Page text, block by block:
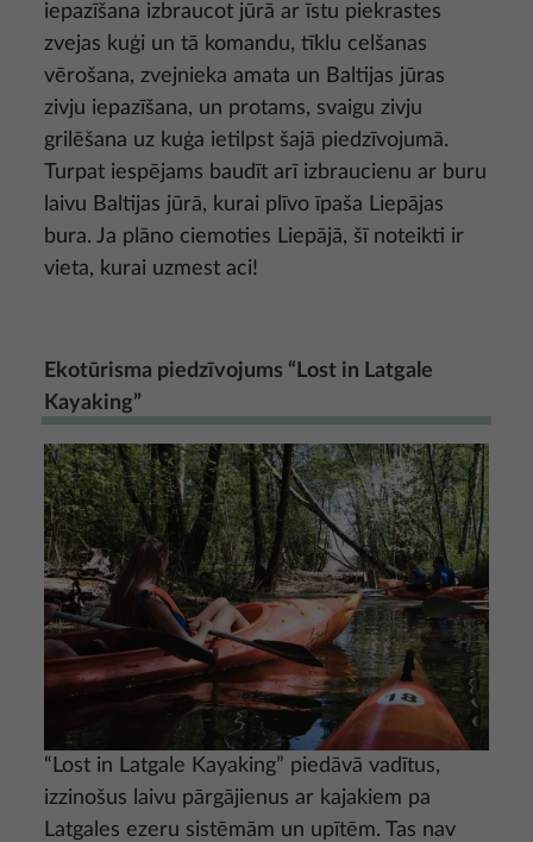
iepazīšana izbraucot jūrā ar īstu piekrastes
zvejas kuģi un tā komandu, tīklu celšanas
vērošana, zvejnieka amata un Baltijas jūras
zivju iepazīšana, un protams, svaigu zivju
grilēšana uz kuģa ietilpst šajā piedzīvojumā.
Turpat iespējams baudīt arī izbraucienu ar buru
laivu Baltijas jūrā, kurai plīvo īpaša Liepājas
bura. Ja plāno ciemoties Liepājā, šī noteikti ir
vieta, kurai uzmest aci!
Ekotūrisma piedzīvojums “Lost in Latgale
Kayaking”
Attēls
“Lost in Latgale Kayaking” piedāvā vadītus,
izzinošus laivu pārgājienus ar kajakiem pa
Latgales ezeru sistēmām un upītēm. Tas nav